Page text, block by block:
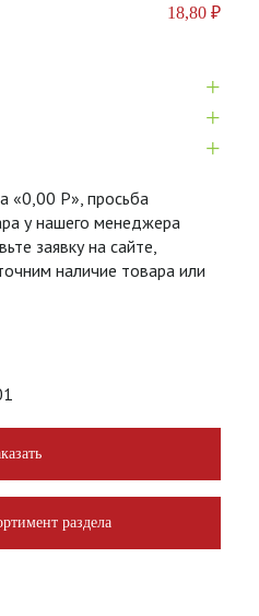
18,80 ₽
+
+
+
«0,00 Р», просьба
у нашего менеджера
заявку на сайте,
наличие товара или
раздела